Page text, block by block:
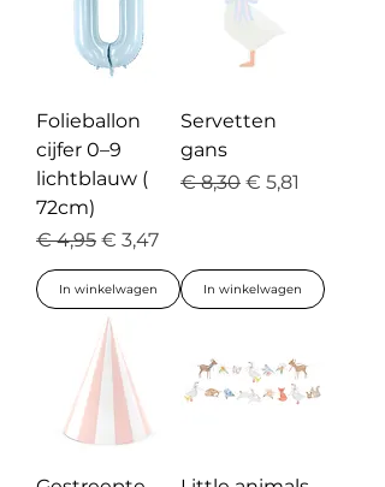
Folieballon
cijfer 0–9
lichtblauw (
72cm)
Normale prijs
€ 4,95 Verkoopprijs
€ 3,47
In winkelwagen
Servetten
gans
Normale prijs
€ 8,30 Verkoopprijs
€ 5,81
In winkelwagen